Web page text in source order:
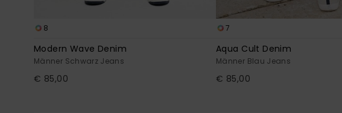
8
Modern Wave Denim
Männer Schwarz Jeans
€ 85,00
7
Aqua Cult Denim
Männer Blau Jeans
€ 85,00